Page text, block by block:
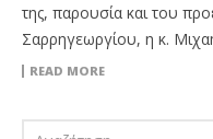
της, παρουσία και του
Σαρρηγεωργίου, η κ.
READ MORE